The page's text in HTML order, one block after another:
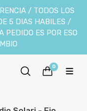
/ TODOS LOS
5 DIAS HABILES /
PEDIDO ES POR ESO
0